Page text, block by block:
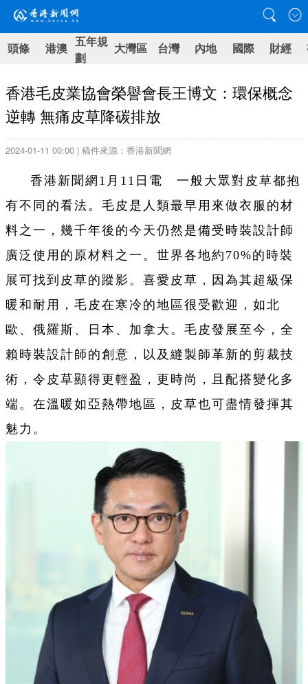
頭條 港澳 五年規
劃
大灣區 台灣 內地 國際 財經
香港毛皮業協會榮譽會長王博文：環保概念
逆轉 無痛皮草降碳排放
2024-01-11 00:00 | 稿件來源：香港新聞網
香港新聞網1月11日電 一般大眾對皮草都抱
有不同的看法。毛皮是人類最早用來做衣服的材
料之一，幾千年後的今天仍然是備受時裝設計師
廣泛使用的原材料之一。世界各地約70%的時裝
展可找到皮草的蹤影。喜愛皮草，因為其超級保
暖和耐用，毛皮在寒冷的地區很受歡迎，如北
歐、俄羅斯、日本、加拿大。毛皮發展至今，全
賴時裝設計師的創意，以及縫製師革新的剪裁技
術，令皮草顯得更輕盈，更時尚，且配搭變化多
端。在溫暖如亞熱帶地區，皮草也可盡情發揮其
魅力。